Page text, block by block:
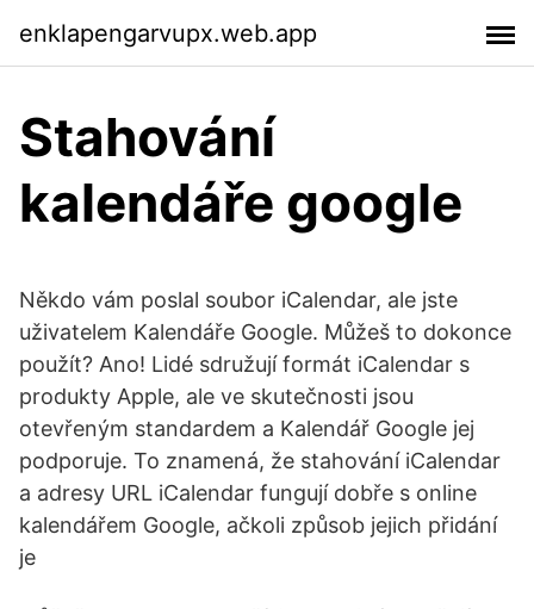
enklapengarvupx.web.app
Stahování
kalendáře google
Někdo vám poslal soubor iCalendar, ale jste
uživatelem Kalendáře Google. Můžeš to dokonce
použít? Ano! Lidé sdružují formát iCalendar s
produkty Apple, ale ve skutečnosti jsou
otevřeným standardem a Kalendář Google jej
podporuje. To znamená, že stahování iCalendar
a adresy URL iCalendar fungují dobře s online
kalendářem Google, ačkoli způsob jejich přidání
je